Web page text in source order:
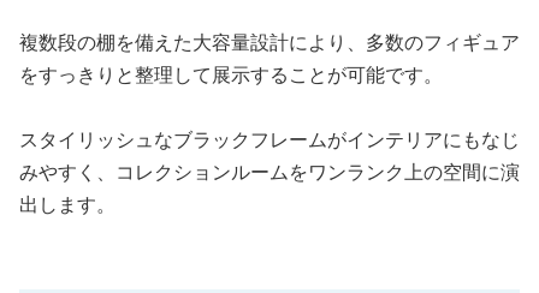
複数段の棚を備えた大容量設計により、多数のフィギュア
をすっきりと整理して展示することが可能です。
スタイリッシュなブラックフレームがインテリアにもなじ
みやすく、コレクションルームをワンランク上の空間に演
出します。